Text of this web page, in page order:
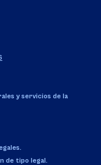
y servicios de la
de tipo legal.